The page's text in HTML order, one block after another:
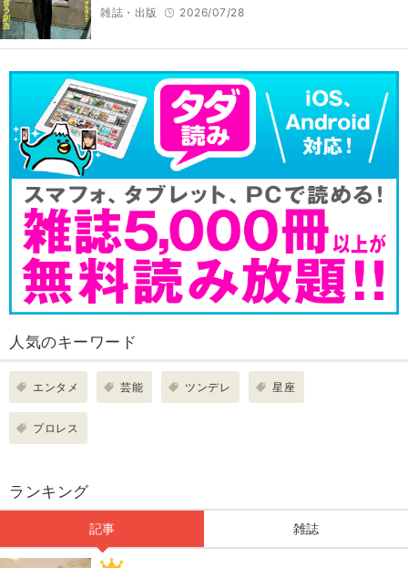
雑誌・出版 2026/07/28
人気のキーワード
エンタメ 芸能 ツンデレ 星座
プロレス
ランキング
記事 雑誌